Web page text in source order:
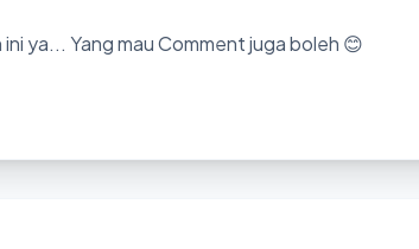
ya... Yang mau Comment juga boleh 😊